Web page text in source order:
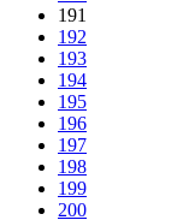
191
192
193
194
195
196
197
198
199
200